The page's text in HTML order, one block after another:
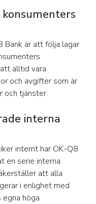
Bank är att följa lagar
alltid vara
och avgifter som är
och tjänster.
interna
internt har OK-Q8
en serie interna
att alla
i enlighet med
höga